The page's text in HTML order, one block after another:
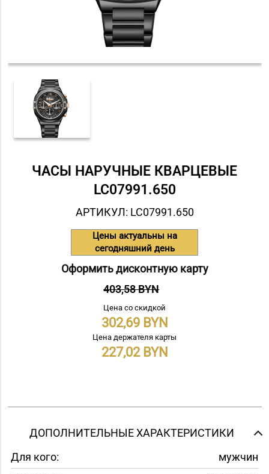
ЧАСЫ НАРУЧНЫЕ КВАРЦЕВЫЕ
LC07991.650
АРТИКУЛ: LC07991.650
Цены актуальны на
сегодняшний день
Оформить дисконтную карту
403,58 BYN
Цена со скидкой
302,69
Цена держателя карты
227,02
ДОПОЛНИТЕЛЬНЫЕ ХАРАКТЕРИСТИКИ
Для кого:
мужчин